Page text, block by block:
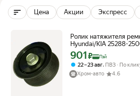
Цена Акции Экспресс
Ролик натяжителя
Hyundai/KIA 25288-
Цена с картой Яндекс
901₽ Пэй
22 – 23 авг, ПВЗ
По
Хром-авто
4.6